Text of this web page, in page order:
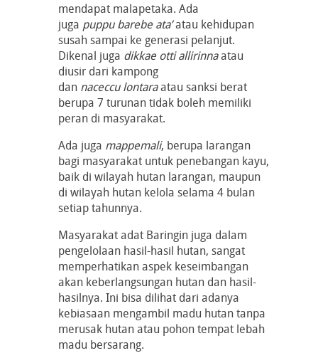
mendapat malapetaka. Ada
juga puppu barebe ata’atau kehidupan
susah sampai ke generasi pelanjut.
Dikenal juga dikkae otti allirinnaatau
diusir dari kampong
dan naceccu lontaraatau sanksi berat
berupa 7 turunan tidak boleh memiliki
peran di masyarakat.
Ada juga mappemali, berupa larangan
bagi masyarakat untuk penebangan kayu,
baik di wilayah hutan larangan, maupun
di wilayah hutan kelola selama 4 bulan
setiap tahunnya.
Masyarakat adat Baringin juga dalam
pengelolaan hasil-hasil hutan, sangat
memperhatikan aspek keseimbangan
akan keberlangsungan hutan dan hasil-
hasilnya. Ini bisa dilihat dari adanya
kebiasaan mengambil madu hutan tanpa
merusak hutan atau pohon tempat lebah
madu bersarang.